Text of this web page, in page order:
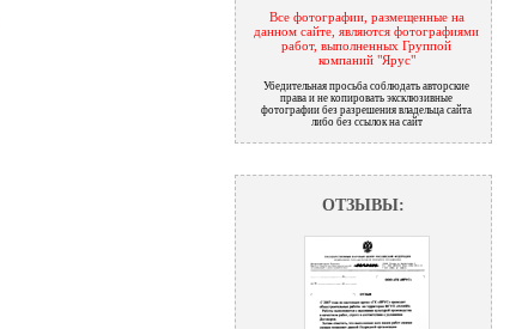
Все фотографии, размещенные на
данном сайте, являются фотографиями
работ, выполненных Группой
компаний "Ярус"
Убедительная просьба соблюдать авторские
права и не копировать эксклюзивные
фотографии без разрешения владельца сайта
либо без ссылок на сайт
ОТЗЫВЫ: